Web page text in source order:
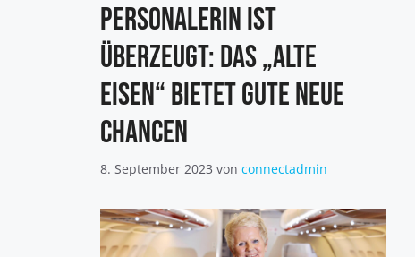
Personalerin ist
überzeugt: Das „alte
Eisen“ bietet gute neue
Chancen
8. September 2023 von connectadmin